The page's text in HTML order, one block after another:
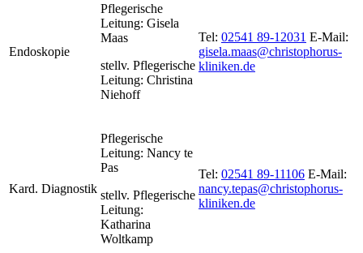
Endoskopie
Pflegerische
Leitung: Gisela
Maas
stellv. Pflegerische
Leitung: Christina
Niehoff
Tel: 02541 89-12031 E-Mail:
gisela.maas@christophorus-
kliniken.de
Kard. Diagnostik
Pflegerische
Leitung: Nancy te
Pas
stellv. Pflegerische
Leitung:
Katharina
Woltkamp
Tel: 02541 89-11106 E-Mail:
nancy.tepas@christophorus-
kliniken.de